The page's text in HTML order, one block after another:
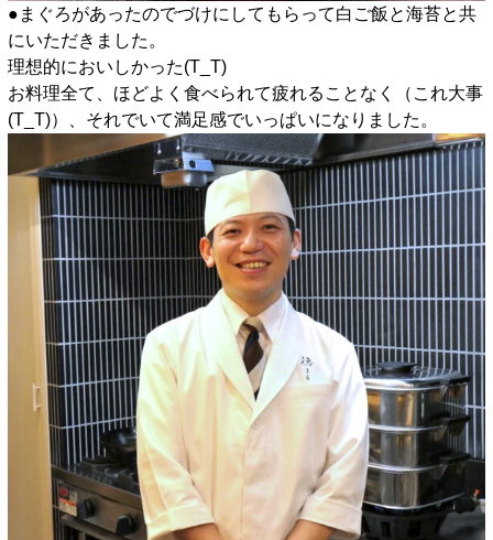
●まぐろがあったのでづけにしてもらって白ご飯と海苔と共
にいただきました。
理想的においしかった(T_T)
お料理全て、ほどよく食べられて疲れることなく（これ大事
(T_T)）、それでいて満足感でいっぱいになりました。